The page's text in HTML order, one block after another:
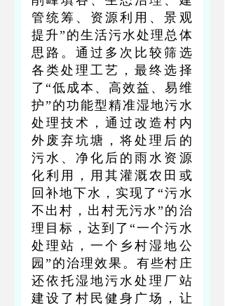
管统筹、资源利用、景观
提升”的生活污水处理总体
思路。通过多次比较筛选
各类处理工艺，最终选择
了“低成本、高效益、易维
护”的功能型精准湿地污水
处理技术，通过改造村内
外废弃坑塘，将处理后的
污水、净化后的雨水资源
化利用，用其灌溉农田或
回补地下水，实现了“污水
不出村，出村无污水”的治
理目标，达到了“一个污水
处理站，一个乡村湿地公
园”的治理效果。有些村庄
还依托湿地污水处理厂站
建设了村民健身广场，让